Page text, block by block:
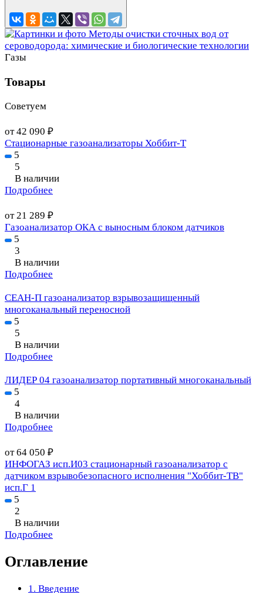
Газы
Товары
Советуем
от 42 090 ₽
Стационарные газоанализаторы Хоббит-Т
5
5
В наличии
Подробнее
от 21 289 ₽
Газоанализатор ОКА с выносным блоком датчиков
5
3
В наличии
Подробнее
СЕАН-П газоанализатор взрывозащищенный
многоканальный переносной
5
5
В наличии
Подробнее
ЛИДЕР 04 газоанализатор портативный многоканальный
5
4
В наличии
Подробнее
от 64 050 ₽
ИНФОГАЗ исп.И03 стационарный газоанализатор с
датчиком взрывобезопасного исполнения "Хоббит-ТВ"
исп.Г 1
5
2
В наличии
Подробнее
Оглавление
1. Введение